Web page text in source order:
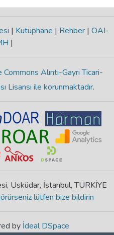
| Kütüphane | Rehber | OAI-
|
Alıntı-Gayri Ticari-
Lisansı ile korunmaktadır.
Üsküdar, İstanbul, TÜRKİYE
lütfen bize bildirin
by İdeal DSpace